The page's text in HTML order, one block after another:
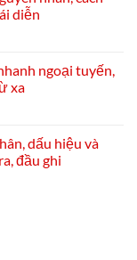
diễn
ngoại tuyến,
xa
dấu hiệu và
đầu ghi